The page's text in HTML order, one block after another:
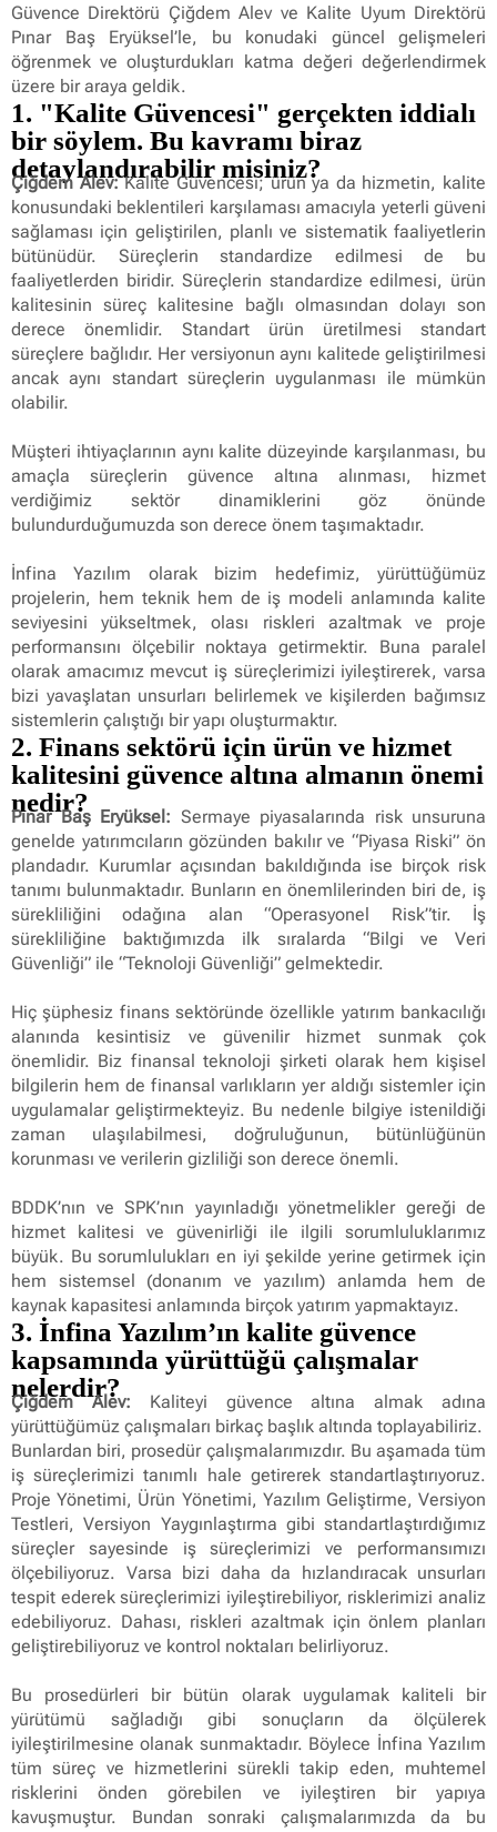
Güvence Direktörü Çiğdem Alev ve Kalite Uyum Direktörü
Pınar Baş Eryüksel’le, bu konudaki güncel gelişmeleri
öğrenmek ve oluşturdukları katma değeri değerlendirmek
üzere bir araya geldik.
1. "Kalite Güvencesi" gerçekten iddialı
bir söylem. Bu kavramı biraz
detaylandırabilir misiniz?
Çiğdem Alev:Kalite Güvencesi; ürün ya da hizmetin, kalite
konusundaki beklentileri karşılaması amacıyla yeterli güveni
sağlaması için geliştirilen, planlı ve sistematik faaliyetlerin
bütünüdür. Süreçlerin standardize edilmesi de bu
faaliyetlerden biridir. Süreçlerin standardize edilmesi, ürün
kalitesinin süreç kalitesine bağlı olmasından dolayı son
derece önemlidir. Standart ürün üretilmesi standart
süreçlere bağlıdır. Her versiyonun aynı kalitede geliştirilmesi
ancak aynı standart süreçlerin uygulanması ile mümkün
olabilir.
Müşteri ihtiyaçlarının aynı kalite düzeyinde karşılanması, bu
amaçla süreçlerin güvence altına alınması, hizmet
verdiğimiz sektör dinamiklerini göz önünde
bulundurduğumuzda son derece önem taşımaktadır.
İnfina Yazılım olarak bizim hedefimiz, yürüttüğümüz
projelerin, hem teknik hem de iş modeli anlamında kalite
seviyesini yükseltmek, olası riskleri azaltmak ve proje
performansını ölçebilir noktaya getirmektir. Buna paralel
olarak amacımız mevcut iş süreçlerimizi iyileştirerek, varsa
bizi yavaşlatan unsurları belirlemek ve kişilerden bağımsız
sistemlerin çalıştığı bir yapı oluşturmaktır.
2. Finans sektörü için ürün ve hizmet
kalitesini güvence altına almanın önemi
nedir?
Pınar Baş Eryüksel: Sermaye piyasalarında risk unsuruna
genelde yatırımcıların gözünden bakılır ve “Piyasa Riski” ön
plandadır. Kurumlar açısından bakıldığında ise birçok risk
tanımı bulunmaktadır. Bunların en önemlilerinden biri de, iş
sürekliliğini odağına alan “Operasyonel Risk”tir. İş
sürekliliğine baktığımızda ilk sıralarda “Bilgi ve Veri
Güvenliği” ile “Teknoloji Güvenliği” gelmektedir.
Hiç şüphesiz finans sektöründe özellikle yatırım bankacılığı
alanında kesintisiz ve güvenilir hizmet sunmak çok
önemlidir. Biz finansal teknoloji şirketi olarak hem kişisel
bilgilerin hem de finansal varlıkların yer aldığı sistemler için
uygulamalar geliştirmekteyiz. Bu nedenle bilgiye istenildiği
zaman ulaşılabilmesi, doğruluğunun, bütünlüğünün
korunması ve verilerin gizliliği son derece önemli.
BDDK’nın ve SPK’nın yayınladığı yönetmelikler gereği de
hizmet kalitesi ve güvenirliği ile ilgili sorumluluklarımız
büyük. Bu sorumlulukları en iyi şekilde yerine getirmek için
hem sistemsel (donanım ve yazılım) anlamda hem de
kaynak kapasitesi anlamında birçok yatırım yapmaktayız.
3. İnfina Yazılım’ın kalite güvence
kapsamında yürüttüğü çalışmalar
nelerdir?
Çiğdem Alev: Kaliteyi güvence altına almak adına
yürüttüğümüz çalışmaları birkaç başlık altında toplayabiliriz.
Bunlardan biri, prosedür çalışmalarımızdır. Bu aşamada tüm
iş süreçlerimizi tanımlı hale getirerek standartlaştırıyoruz.
Proje Yönetimi, Ürün Yönetimi, Yazılım Geliştirme, Versiyon
Testleri, Versiyon Yaygınlaştırma gibi standartlaştırdığımız
süreçler sayesinde iş süreçlerimizi ve performansımızı
ölçebiliyoruz. Varsa bizi daha da hızlandıracak unsurları
tespit ederek süreçlerimizi iyileştirebiliyor, risklerimizi analiz
edebiliyoruz. Dahası, riskleri azaltmak için önlem planları
geliştirebiliyoruz ve kontrol noktaları belirliyoruz.
Bu prosedürleri bir bütün olarak uygulamak kaliteli bir
yürütümü sağladığı gibi sonuçların da ölçülerek
iyileştirilmesine olanak sunmaktadır. Böylece İnfina Yazılım
tüm süreç ve hizmetlerini sürekli takip eden, muhtemel
risklerini önden görebilen ve iyileştiren bir yapıya
kavuşmuştur. Bundan sonraki çalışmalarımızda da bu